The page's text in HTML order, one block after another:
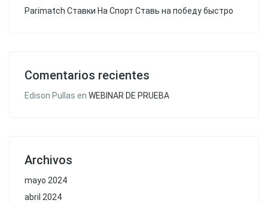
Parimatch Ставки На Спорт Ставь на победу быстро
Comentarios recientes
Edison Pullas en WEBINAR DE PRUEBA
Archivos
mayo 2024
abril 2024